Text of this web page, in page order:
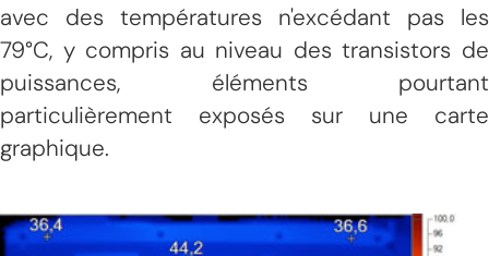
avec des températures n'excédant pas les
79°C, y compris au niveau des transistors de
puissances, éléments pourtant
particulièrement exposés sur une carte
graphique.